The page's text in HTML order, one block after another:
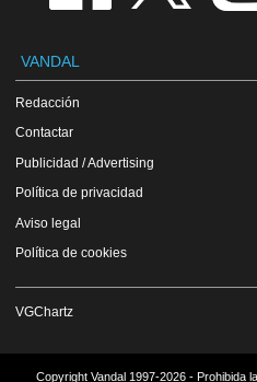
VANDAL
Redacción
Contactar
Publicidad / Advertising
Política de privacidad
Aviso legal
Política de cookies
VGChartz
Copyright Vandal 1997-2026 - Prohibida